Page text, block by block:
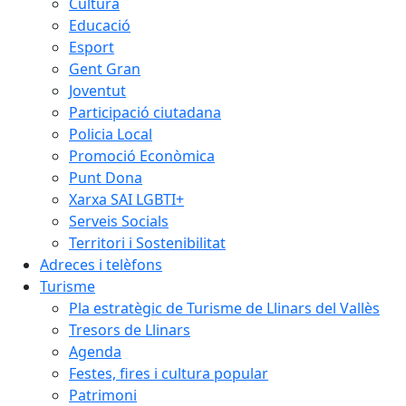
Educació
Esport
Gent Gran
Joventut
Participació ciutadana
Policia Local
Promoció Econòmica
Punt Dona
Xarxa SAI LGBTI+
Serveis Socials
Territori i Sostenibilitat
Adreces i telèfons
Turisme
Pla estratègic de Turisme de Llinars del Vallès
Tresors de Llinars
Agenda
Festes, fires i cultura popular
Patrimoni